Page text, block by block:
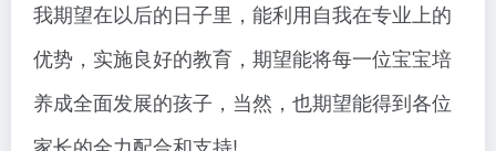
我期望在以后的日子里，能利用自我在专业上的
优势，实施良好的教育，期望能将每一位宝宝培
养成全面发展的孩子，当然，也期望能得到各位